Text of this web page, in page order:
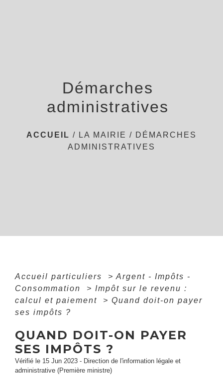
Démarches
administratives
ACCUEIL / LA MAIRIE / DÉMARCHES
ADMINISTRATIVES
Accueil particuliers > Argent - Impôts -
Consommation
> Impôt sur le revenu :
calcul et paiement
> Quand doit-on payer
ses impôts ?
QUAND DOIT-ON PAYER
SES IMPÔTS ?
Vérifié le 15 Jun 2023 - Direction de l'information légale et
administrative (Première ministre)